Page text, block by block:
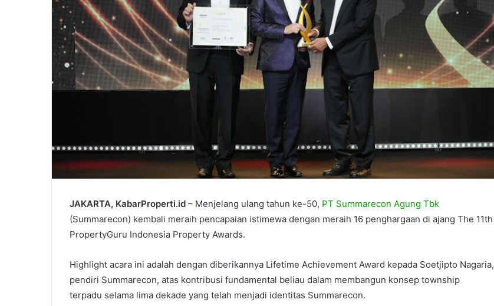
JAKARTA, KabarProperti.id – Menjelang ulang tahun ke-50, PT Summarecon Agung Tbk
(Summarecon) kembali meraih pencapaian istimewa dengan meraih 16 penghargaan di ajang The 11th
PropertyGuru Indonesia Property Awards.
Highlight acara ini adalah dengan diberikannya Lifetime Achievement Award kepada Soetjipto Nagaria,
pendiri Summarecon, atas kontribusi fundamental beliau dalam membangun konsep township
terpadu selama lima dekade yang telah menjadi identitas Summarecon.